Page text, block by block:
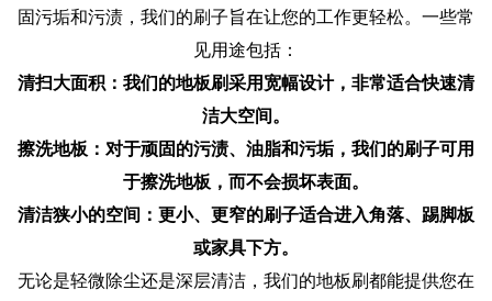
固污垢和污渍，我们的刷子旨在让您的工作更轻松。一些常
见用途包括：
清扫大面积：我们的地板刷采用宽幅设计，非常适合快速清
洁大空间。
擦洗地板：对于顽固的污渍、油脂和污垢，我们的刷子可用
于擦洗地板，而不会损坏表面。
清洁狭小的空间：更小、更窄的刷子适合进入角落、踢脚板
或家具下方。
无论是轻微除尘还是深层清洁，我们的地板刷都能提供您在